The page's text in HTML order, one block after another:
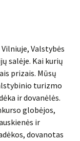
Valstybės
salėje. Kai kurių
prizais. Mūsų
turizmo
ir dovanėlės.
globėjos,
ir
dovanotas